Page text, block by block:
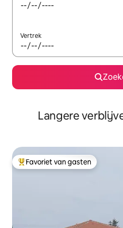
Vertrek
Langere
Topfavoriet van gasten
Favoriet van gasten